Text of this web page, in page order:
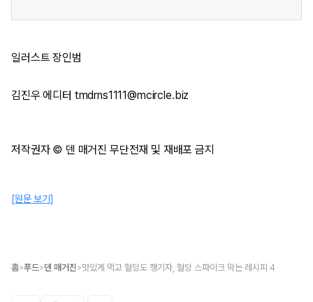
일러스트 장인범
김진우 에디터 tmdrns1111@mcircle.biz
저작권자 © 덴 매거진 무단전재 및 재배포 금지
[원문 보기]
홈>푸드>덴 매거진 >맛있게 먹고 혈당도 챙기자, 혈당 스파이크 막는 레시피 4